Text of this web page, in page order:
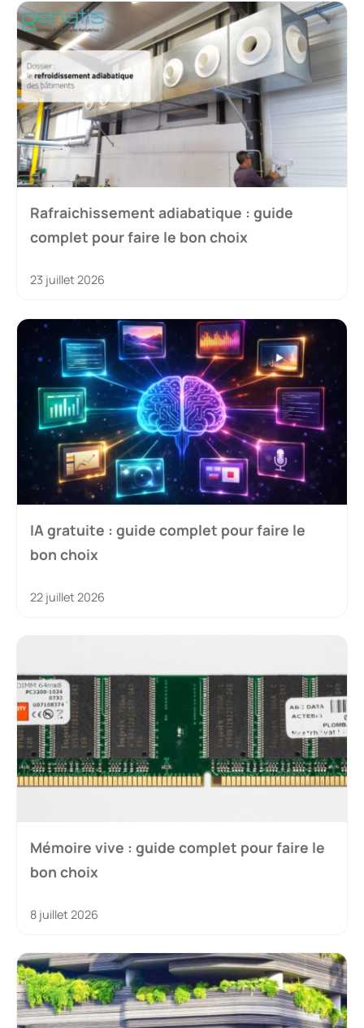
Rafraichissement adiabatique : guide
complet pour faire le bon choix
23 juillet 2026
IA gratuite : guide complet pour faire le
bon choix
22 juillet 2026
Mémoire vive : guide complet pour faire le
bon choix
8 juillet 2026